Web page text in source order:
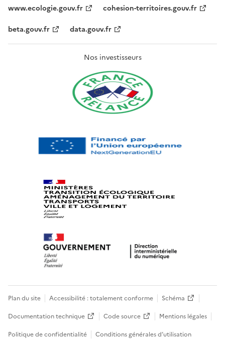
www.ecologie.gouv.fr
cohesion-territoires.gouv.fr
beta.gouv.fr
data.gouv.fr
Nos investisseurs
Plan du site Accessibilité : totalement conforme
Schéma
Documentation technique
Code source
Mentions légales
Politique de confidentialité
Conditions générales d’utilisation